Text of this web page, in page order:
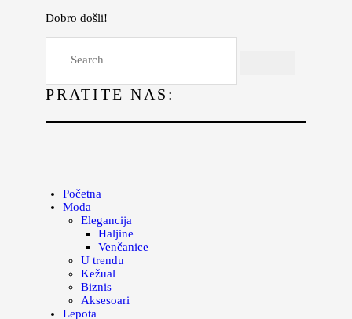
Dobro došli!
PRATITE NAS:
Početna
Moda
Elegancija
Haljine
Venčanice
U trendu
Kežual
Biznis
Aksesoari
Lepota
Lepota
Kuhinja
Magazin